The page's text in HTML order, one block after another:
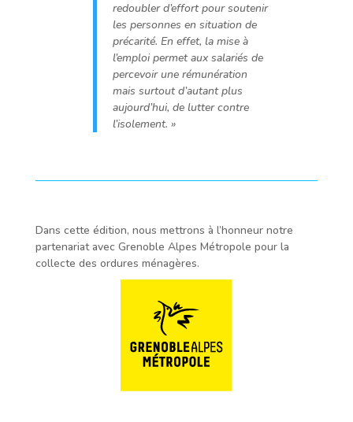
redoubler d’effort pour soutenir
les personnes en situation de
précarité. En effet, la mise à
l’emploi permet aux salariés de
percevoir une rémunération
mais surtout d’autant plus
aujourd’hui, de lutter contre
l’isolement. »
Dans cette édition, nous mettrons à l’honneur notre
partenariat avec Grenoble Alpes Métropole pour la
collecte des ordures ménagères.